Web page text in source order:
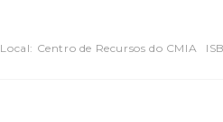
Local: Centro de Recursos do CMIA